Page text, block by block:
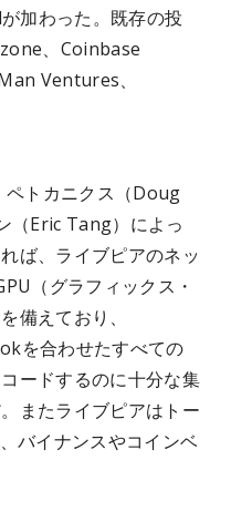
加わった。既存の投
、Coinbase
Ventures、
ペトカニクス（Doug
（Eric Tang）によっ
ば、ライブピアのネッ
（グラフィックス・
備えており、
を合わせたすべての
ードするのに十分な集
またライブピアはトー
バイナンスやコインベ